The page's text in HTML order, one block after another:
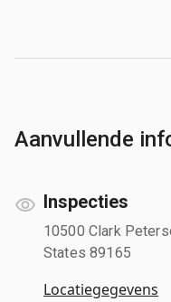
Aanvullende
Inspecties
10500 Clark
States 89165
Locatiegegevens